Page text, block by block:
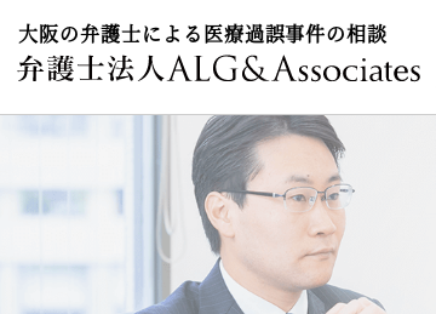
大阪の弁護士による医療過誤事件の相談